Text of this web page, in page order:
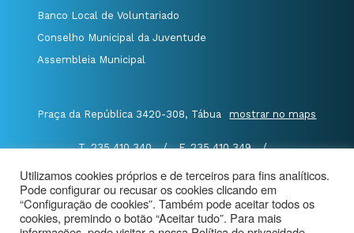
Banco Local de Voluntariado
Conselho Municipal da Juventude
Assembleia Municipal
Praça da República 3420-308, Tábua mostrar no maps
T. 235 410 340 / F. 235 410 349
/
@Município de Tábua | Mapa do Portal
|
Politica de Privacidade
|
Aviso de Privacidade - Videovigilância
Utilizamos cookies próprios e de terceiros para fins analíticos.
Pode configurar ou recusar os cookies clicando em
“Configuração de cookies”. Também pode aceitar todos os
cookies, premindo o botão “Aceitar tudo”. Para mais